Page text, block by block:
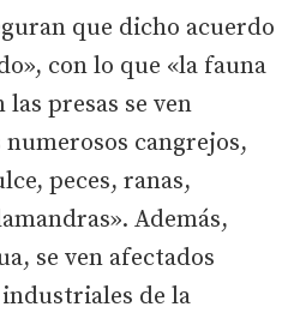
que dicho acuerdo
con lo que «la fauna
presas se ven
cangrejos,
peces, ranas,
Además,
se ven afectados
de la